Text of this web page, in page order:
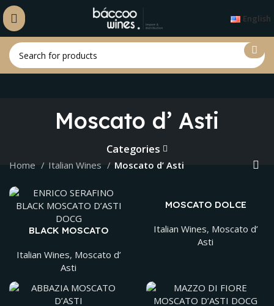
English
Moscato d’ Asti
Categories
Home Italian Wines Moscato d’ Asti
BLACK MOSCATO
Italian Wines, Moscato d’
Asti
MOSCATO DOLCE
Italian Wines, Moscato d’
Asti